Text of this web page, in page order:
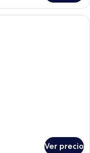
de hotel con cama, dos
Ver precio